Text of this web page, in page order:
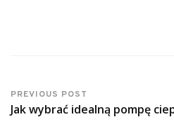
PREVIOUS POST
Jak wybrać idealną pompę